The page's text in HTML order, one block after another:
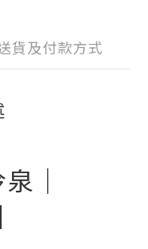
貨及付款方式
｜